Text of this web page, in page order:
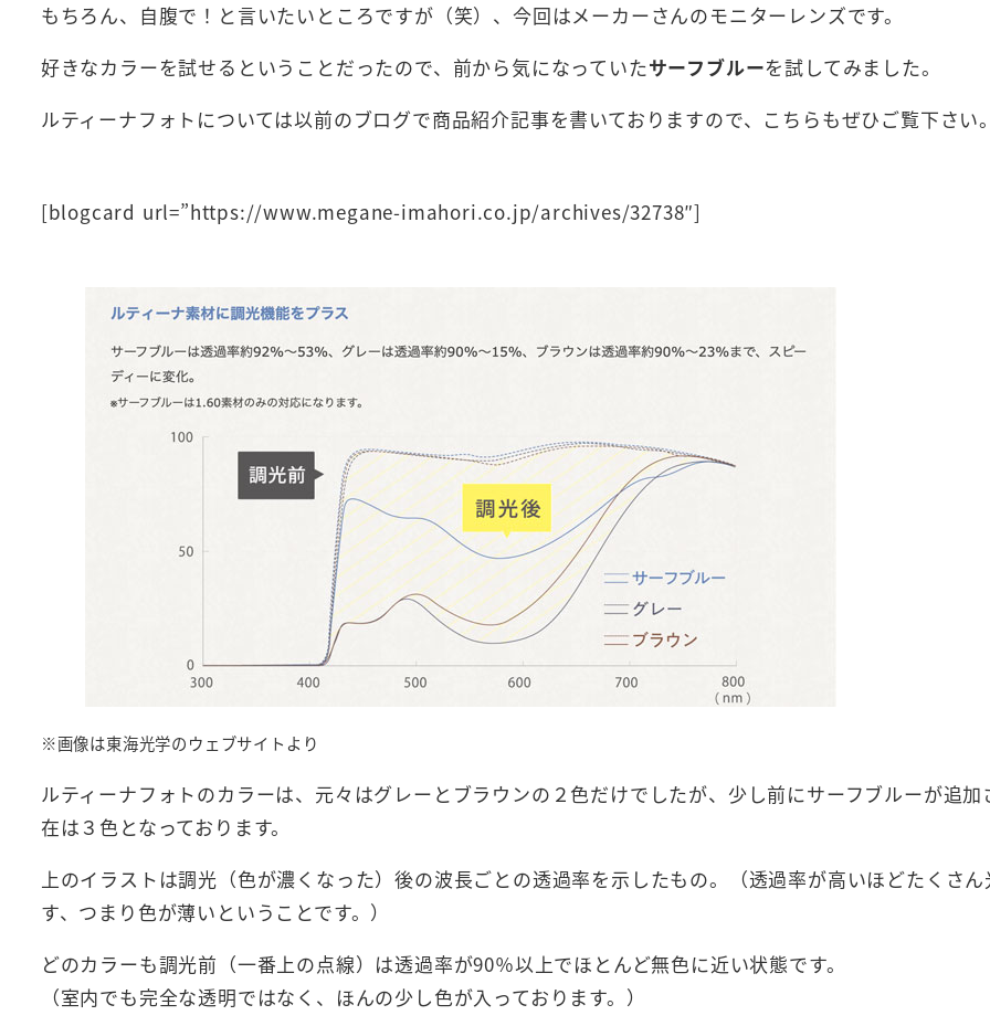
もちろん、自腹で！と言いたいところですが（笑）、今回はメーカーさんのモニターレンズです。
好きなカラーを試せるということだったので、前から気になっていたサーフブルーを試してみました。
ルティーナフォトについては以前のブログで商品紹介記事を書いておりますので、こちらもぜひご覧下さい
[blogcard url=”https://www.megane-imahori.co.jp/archives/32738″]
※画像は東海光学のウェブサイトより
ルティーナフォトのカラーは、元々はグレーとブラウンの２色だけでしたが、少し前にサーフブルーが追加
在は３色となっております。
上のイラストは調光（色が濃くなった）後の波長ごとの透過率を示したもの。（透過率が高いほどたくさ
す、つまり色が薄いということです。）
どのカラーも調光前（一番上の点線）は透過率が90％以上でほとんど無色に近い状態です。
（室内でも完全な透明ではなく、ほんの少し色が入っております。）